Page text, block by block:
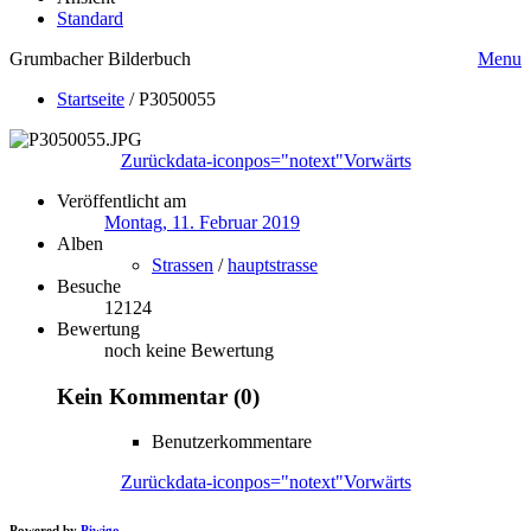
Standard
Grumbacher Bilderbuch
Menu
Startseite /P3050055
Zurückdata-iconpos="notext"Vorwärts
Veröffentlicht am
Montag, 11. Februar 2019
Alben
Strassen /hauptstrasse
Besuche
12124
Bewertung
noch keine Bewertung
Kein Kommentar (0)
Benutzerkommentare
Zurückdata-iconpos="notext"Vorwärts